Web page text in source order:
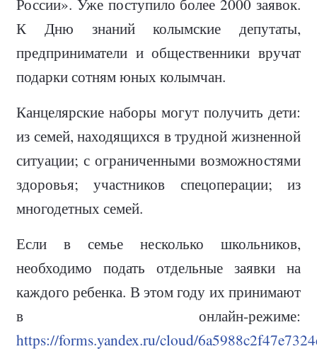
К Дню знаний колымские депутаты,
предприниматели и общественники вручат
подарки сотням юных колымчан.
Канцелярские наборы могут получить дети:
из семей, находящихся в трудной жизненной
ситуации; с ограниченными возможностями
здоровья; участников спецоперации; из
многодетных семей.
Если в семье несколько школьников,
необходимо подать отдельные заявки на
каждого ребенка. В этом году их принимают
в онлайн-режиме:
https://forms.yandex.ru/cloud/